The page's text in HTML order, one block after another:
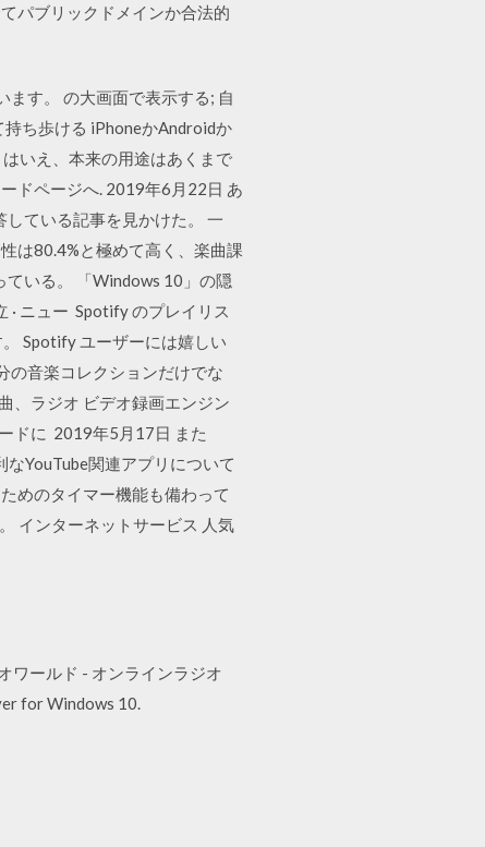
パブリックドメインか合法的
す。 の大画面で表示する; 自
ち歩ける iPhoneかAndroidか
いえ、本来の用途はあくまで
ドページへ. 2019年6月22日 あ
ている記事を見かけた。 一
は80.4%と極めて高く、楽曲課
いる。 「Windows 10」の隠
· ニュー Spotify のプレイリス
Spotify ユーザーには嬉しい
の音楽コレクションだけでな
、ラジオ ビデオ録画エンジン
ドに 2019年5月17日 また
YouTube関連アプリについて
めのタイマー機能も備わって
インターネットサービス 人気
ワールド - オンラインラジオ
for Windows 10.